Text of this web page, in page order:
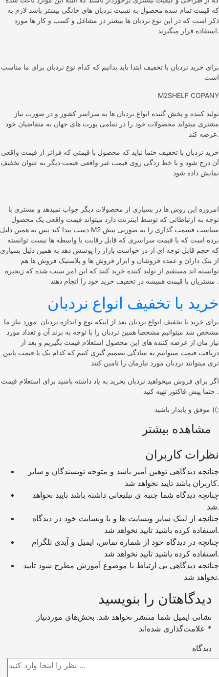
که قیمت تمام شده محصول به نسبت نردبان های خانگی بیشتر باشد لازم به
ذکر است که در این نوع نردبان ها بیشتر در مشاغل و کسب و کار ها مورد
استفاده قرار میگیرند.
برای خرید نردبان با تخفیف ابتدا باید بدانیم که کدام نوع نردبان برای ما مناسب
است
M2SHELF COPANY
تولید کننده و پخش گننده انواع نردبان ها به سراسر کشور و در صورت نیاز
مشتری میتواند محصولات خود را در تمامی پورت های جهان به متقاضیان خود
عرضه کند.
خرید نردبان با تخفیف حتما نباید که محصول با قیمتی که فراتر از قیمت واقعی
آن درج شود و با خط زدگی روی قیمت غیر واقعی قیمت دیگر به عنوان تخفیف
نمایش داده شود
امروزه این روش ها در بسیاری از محصولات دیگر جواب نمیدهد و مشتری با
توجه به ارتباطاتی که توسط اینترنت دارد میتواند قیمت واقعی یک محصول
دست پیدا کند پس به همین دلیل M2 سیاست قسمت گذاری را به صورتی پیش
برده است که با قیمت سراسری که قابل رقابت با واسطه ها نیست توانسته
که حجم قابل توجه ای از در خواست بازار را پوشش دهد به همین دلیل بسیاری
از بنک داران و عمده فروشان و ابزار فروش ها و پلاستیک فروش ها هم
توانسته اند مستقیم از تولید کننده خرید کنند که این امر سبب شده که زنجیره
مشتریان با قیمت همیشه در تخفیف خرید خود را انجام دهند .
خرید با تخفیف انواع نردبان
برای خرید با تخفیف انواع نردبان بعد از اینکه نوع و اندازه نردبان مورد نیاز ما
مشخص شد میتوانیم مشخصا همین نردبان را با توجه به برند آن و تعداد مورد
نیاز مان از عرضه کننده های این محصول استعلام قیمت بگیریم و بعد از
دریافت قیمت میتوانیم به سادگی تصمیم گیری کنیم که کدام یک با قیمت پایین
تری میتوانند نردبان مورد نیازمان را تامین کنند
اگر برای فروش میخواهید نردبان بخرید به یاد داشته باشید برای استعلام قیمت
حتما پیش فاکتور تهیه کنید .
موفق و پایدار باشید ((:
مشاهده بیشتر
نظرات کاربران
کاربران باشد تایید نخواهد شد.
شد.
استفاده کرده باشید تایید نخواهد شد.
استفاده کرده باشید تایید نخواهد شد.
چنانچه دیدگاهی بی ارتباط با موضوع آموزش مطرح شود تایید
نخواهد شد.
دیدگاهتان را بنویسید
نشانی ایمیل شما منتشر نخواهد شد. بخش‌های موردنیاز
*
دیدگاه